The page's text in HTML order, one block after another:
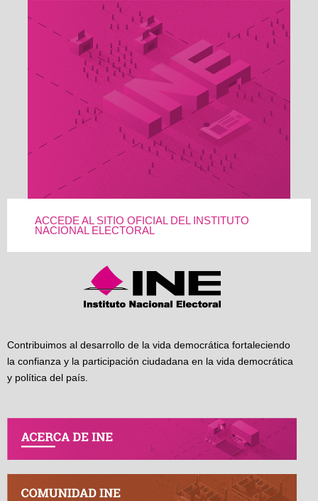
ACCEDE AL SITIO OFICIAL DEL INSTITUTO
NACIONAL ELECTORAL
Contribuimos al desarrollo de la vida democrática fortaleciendo
la confianza y la participación ciudadana en la vida democrática
y política del país.